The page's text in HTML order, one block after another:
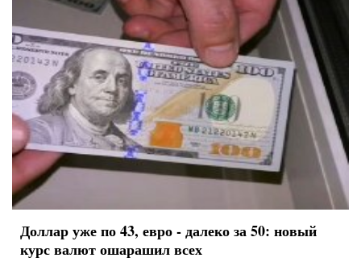
Доллар уже по 43, евро - далеко за 50: новый
курс валют ошарашил всех